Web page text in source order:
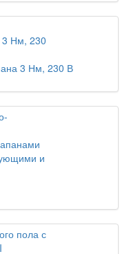
3 Нм, 230 В
и